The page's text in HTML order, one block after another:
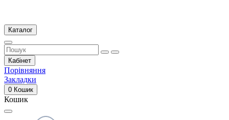
Каталог
Кабінет
Порівняння
Закладки
0 Кошик
Кошик